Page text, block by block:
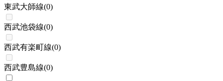
東武大師線(0)
西武池袋線(0)
西武有楽町線(0)
西武豊島線(0)